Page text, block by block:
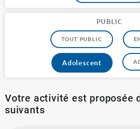
PUBLIC
TOUT PUBLIC
Adolescent
Votre activité est proposée
suivants